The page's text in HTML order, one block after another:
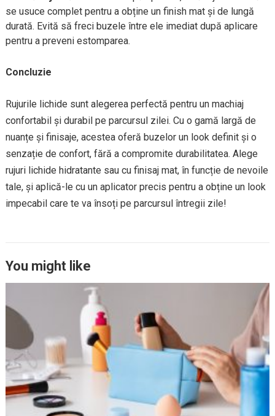
se usuce complet pentru a obține un finish mat și de lungă
durată. Evită să freci buzele între ele imediat după aplicare
pentru a preveni estomparea.
Concluzie
Rujurile lichide sunt alegerea perfectă pentru un machiaj
confortabil și durabil pe parcursul zilei. Cu o gamă largă de
nuanțe și finisaje, acestea oferă buzelor un look definit și o
senzație de confort, fără a compromite durabilitatea. Alege
rujuri lichide hidratante sau cu finisaj mat, în funcție de nevoile
tale, și aplică-le cu un aplicator precis pentru a obține un look
impecabil care te va însoți pe parcursul întregii zile!
You might like